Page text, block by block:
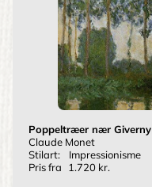
Poppeltræer nær Giverny
Claude Monet
Stilart:
Impressionisme
Pris fra
1.720 kr.